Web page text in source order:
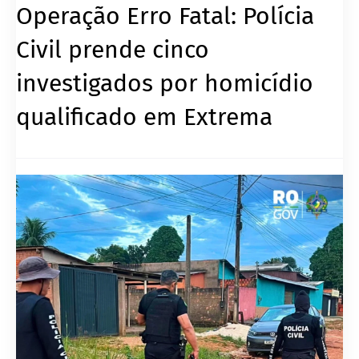
Operação Erro Fatal: Polícia
Civil prende cinco
investigados por homicídio
qualificado em Extrema